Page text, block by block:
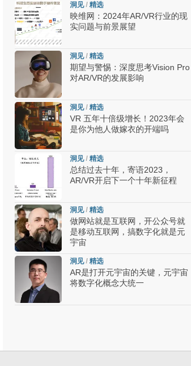
洞见/ 精选
映维网：2024年AR/VR行业的现
实问题与前景展望
洞见/ 精选
期望与警惕：深度思考Vision Pro
对AR/VR的发展影响
洞见/ 精选
VR 五年十倍级增长！2023年会
是你为他人做嫁衣的开端吗
洞见/ 精选
总结过去十年，寄语2023，
AR/VR开启下一个十年新征程
洞见/ 精选
做网站就是互联网，开公众号就
是移动互联网，搞数字化就是元
宇宙
洞见/ 精选
AR是打开元宇宙的关键，元宇宙
将数字化概念大统一